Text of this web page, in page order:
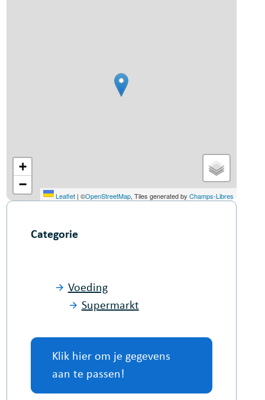
+
−
Leaflet | ©OpenStreetMap, Tiles generated by Champs-Libres
Categorie
Voeding
Supermarkt
Klik hier om je gegevens
aan te passen!